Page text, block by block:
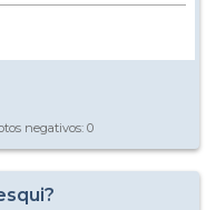
negativos: 0